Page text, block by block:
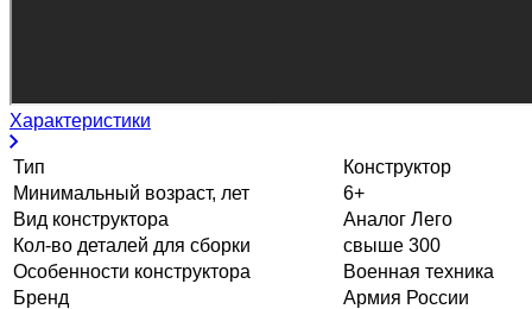
Характеристики
Тип
Конструктор
Минимальный возраст, лет
6+
Вид конструктора
Аналог Лего
Кол-во деталей для сборки
свыше 300
Особенности конструктора
Военная техника
Бренд
Армия России